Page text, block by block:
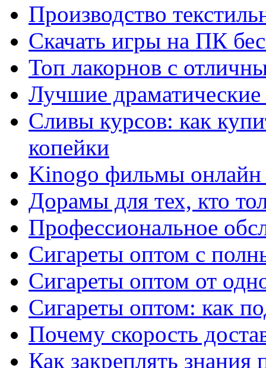
Производство
Скачать игры на ПК
Топ лакорнов с
Лучшие
Сливы курсов: как
копейки
Kinogo фильмы онлайн
Дорамы для тех, кто
Профессиональное
Сигареты оптом с
Сигареты оптом от
Сигареты оптом: как
Почему скорость
Как закреплять знания